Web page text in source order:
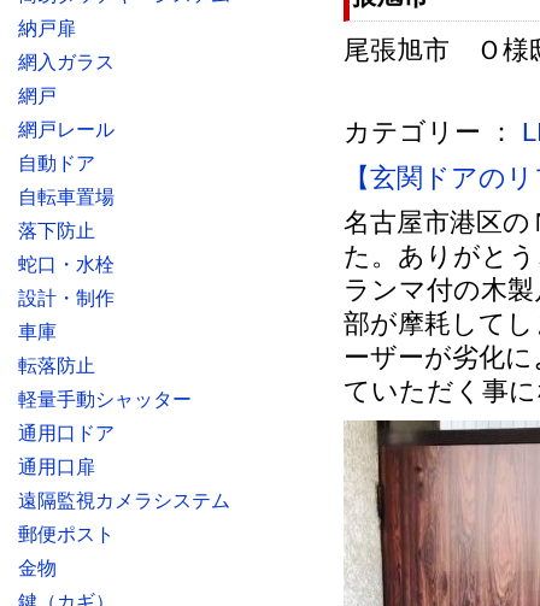
尾張旭市 Ｏ様
カテゴリー ：
【玄関ドアの
名古屋市港区
た。ありがと
ランマ付の木
部が摩耗して
ーザーが劣化
ていただく事
納戸扉
網入ガラス
網戸
網戸レール
自動ドア
自転車置場
落下防止
蛇口・水栓
設計・制作
車庫
転落防止
軽量手動シャッター
通用口ドア
通用口扉
遠隔監視カメラシステム
郵便ポスト
金物
鍵（カギ）